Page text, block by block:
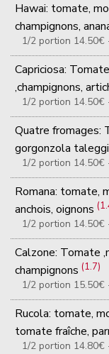
Hawai: tomate,
champignons,
1/2 portion
Capriciosa:
,champignons,
1/2 portion
Quatre fromages:
gorgonzola
1/2 portion
Romana: tomate,
anchois, oignons
1/2 portion
Calzone: Tomate
champignons(1.7)
1/2 portion
Rucola: tomate,
tomate fraîche,
1/2 portion